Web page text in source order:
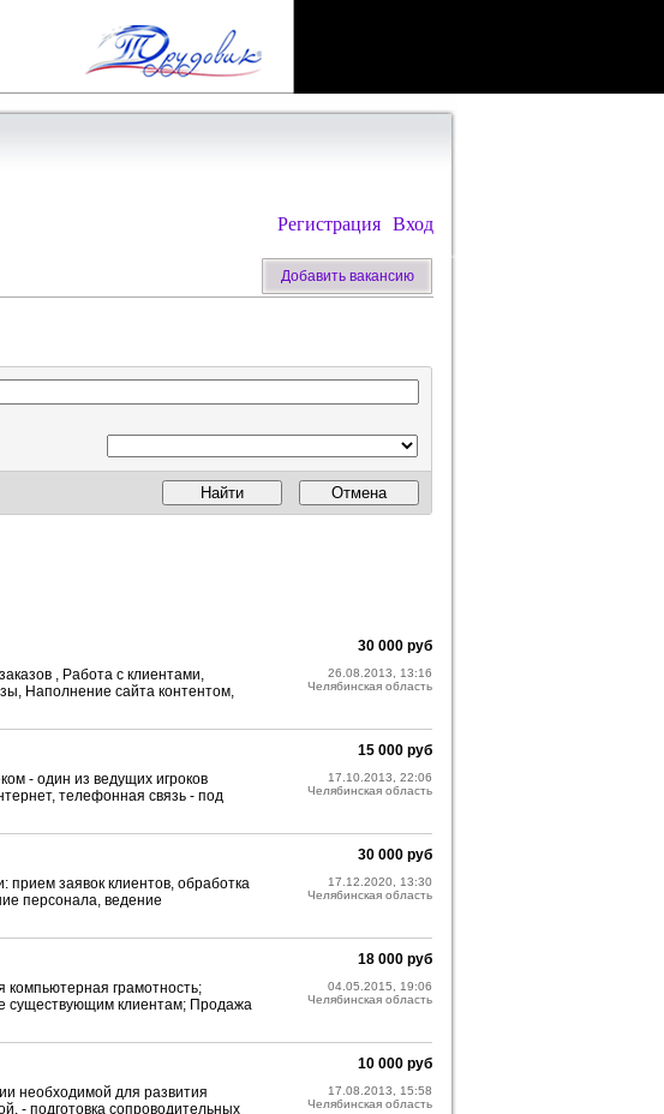
Добавить вакансию
Вход
Регистрация
, Работа с клиентами,
Наполнение сайта контентом,
30 000 руб
26.08.2013, 13:16
Челябинская область
- один из ведущих игроков
телефонная связь - под
15 000 руб
17.10.2013, 22:06
Челябинская область
прием заявок клиентов, обработка
персонала, ведение
30 000 руб
17.12.2020, 13:30
Челябинская область
компьютерная грамотность;
существующим клиентам; Продажа
18 000 руб
04.05.2015, 19:06
Челябинская область
необходимой для развития
- подготовка сопроводительных
10 000 руб
17.08.2013, 15:58
Челябинская область